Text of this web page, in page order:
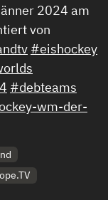
2024 am
von
#eishockey
#debteams
wm-der-